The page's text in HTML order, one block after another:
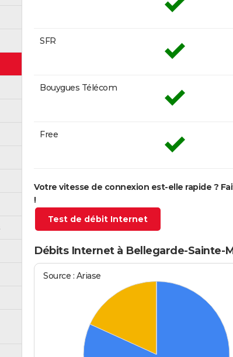
SFR
Bouygues Télécom
Free
Votre vitesse de connexion est-elle rapide ?
!
Test de débit Internet
Débits Internet à Bellegarde-Sainte-
Source : Ariase